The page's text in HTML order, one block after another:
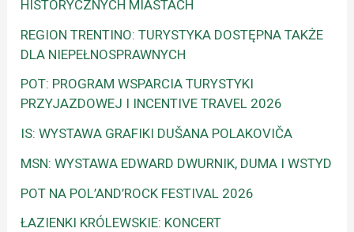
HISTORYCZNYCH MIASTACH
REGION TRENTINO: TURYSTYKA DOSTĘPNA TAKŻE
DLA NIEPEŁNOSPRAWNYCH
POT: PROGRAM WSPARCIA TURYSTYKI
PRZYJAZDOWEJ I INCENTIVE TRAVEL 2026
IS: WYSTAWA GRAFIKI DUŠANA POLAKOVIČA
MSN: WYSTAWA EDWARD DWURNIK, DUMA I WSTYD
POT NA POL’AND’ROCK FESTIVAL 2026
ŁAZIENKI KRÓLEWSKIE: KONCERT